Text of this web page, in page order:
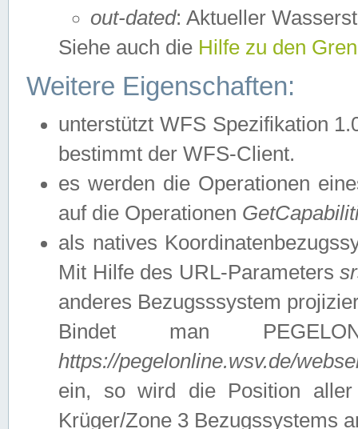
out-dated: Aktueller
Siehe auch die Hilfe zu den
Weitere Eigenschaften:
unterstützt WFS Spezifikation
bestimmt der WFS-Client.
es werden die Operationen
auf die Operationen
als natives
Mit Hilfe des URL-Parameters
anderes Bezugsssystem
Bindet man
https://pegelonline.wsv.de/
ein, so wird die Position
Krüger/Zone 3 Bezugssystems